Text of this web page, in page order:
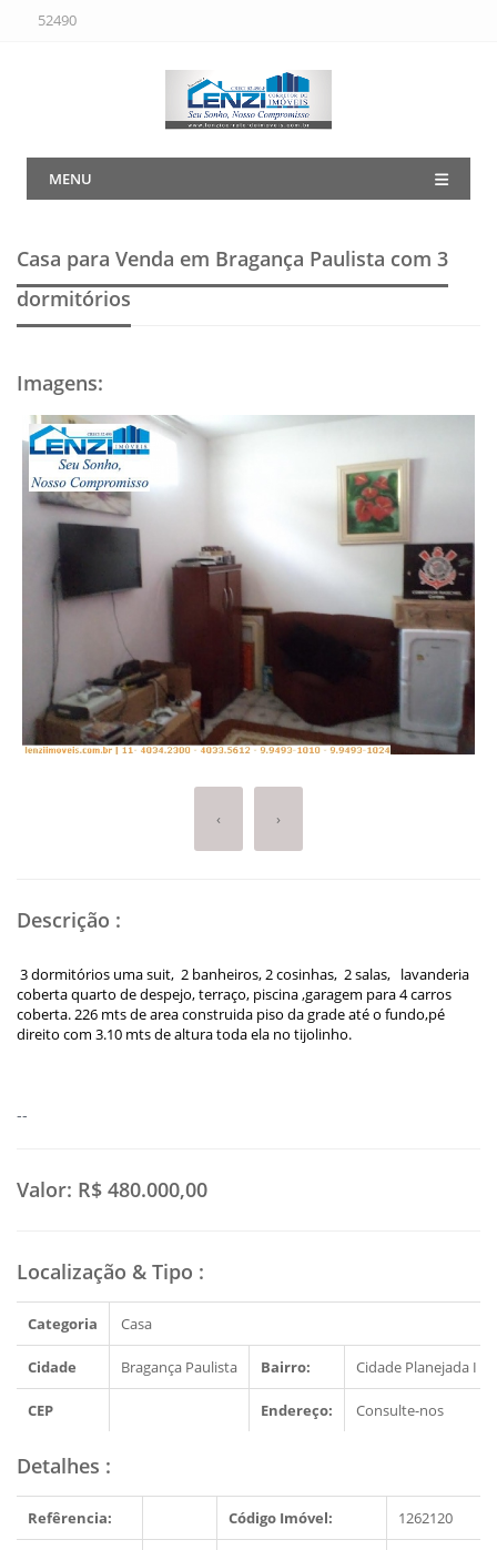
52490
MENU
Casa para Venda em Bragança Paulista com 3
dormitórios
Imagens:
‹ ›
Descrição :
3 dormitórios uma suit, 2 banheiros, 2 cosinhas, 2 salas, lavanderia
coberta quarto de despejo, terraço, piscina ,garagem para 4 carros
coberta. 226 mts de area construida piso da grade até o fundo,pé
direito com 3.10 mts de altura toda ela no tijolinho.
--
Valor: R$ 480.000,00
Localização & Tipo :
Categoria Casa
Cidade Bragança Paulista Bairro: Cidade Planejada I
CEP Endereço: Consulte-nos
Detalhes :
Refêrencia: Código Imóvel: 1262120